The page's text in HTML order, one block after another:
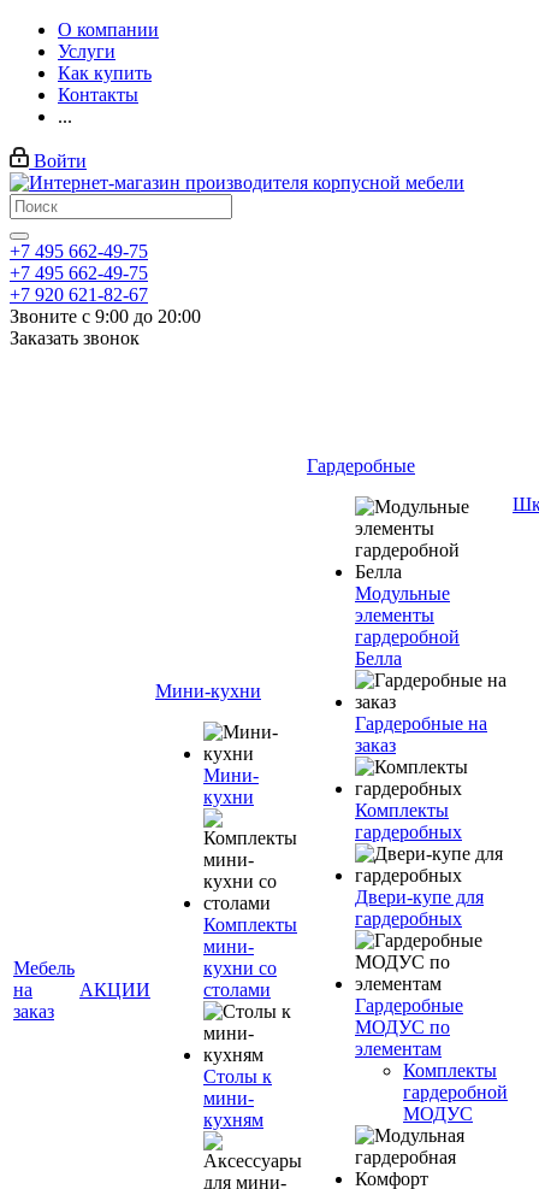
О компании
Услуги
Как купить
Контакты
...
Войти
+7 495 662-49-75
+7 495 662-49-75
+7 920 621-82-67
Звоните с 9:00 до 20:00
Заказать звонок
Мебель
на
заказ
АКЦИИ
Мини-кухни
Мини-
кухни
Комплекты
мини-
кухни со
столами
Столы к
мини-
кухням
Гардеробные
Модульные
элементы
гардеробной
Белла
Гардеробные на
заказ
Комплекты
гардеробных
Двери-купе для
гардеробных
Гардеробные
МОДУС по
элементам
Комплекты
гардеробной
МОДУС